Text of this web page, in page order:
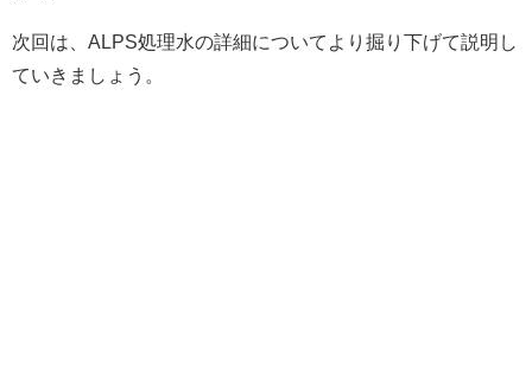
次回は、ALPS処理水の詳細についてより掘り下げて説明し
ていきましょう。